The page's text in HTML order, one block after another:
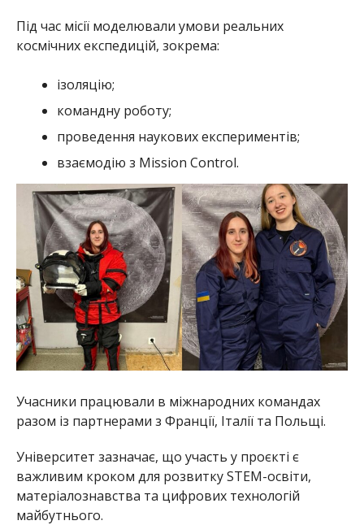
Під час місії моделювали умови реальних
космічних експедицій, зокрема:
ізоляцію;
командну роботу;
проведення наукових експериментів;
взаємодію з Mission Control.
Учасники працювали в міжнародних командах
разом із партнерами з Франції, Італії та Польщі.
Університет зазначає, що участь у проєкті є
важливим кроком для розвитку STEM-освіти,
матеріалознавства та цифрових технологій
майбутнього.